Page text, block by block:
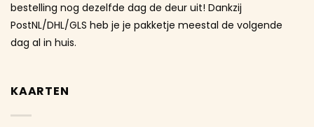
bestelling nog dezelfde dag de deur uit! Dankzij
PostNL/DHL/GLS heb je je pakketje meestal de volgende
dag al in huis.
KAARTEN